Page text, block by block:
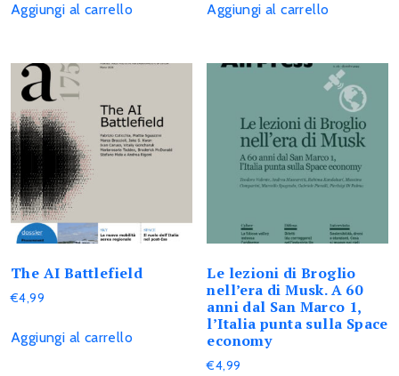
Aggiungi al carrello Aggiungi al carrello
The AI Battlefield
€4,99
Aggiungi al carrello
Le lezioni di Broglio
nell’era di Musk. A 60
anni dal San Marco 1,
l’Italia punta sulla Space
economy
€4,99